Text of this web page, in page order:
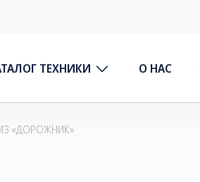
ТЕХНИКИ О НАС
«ДОРОЖНИК»